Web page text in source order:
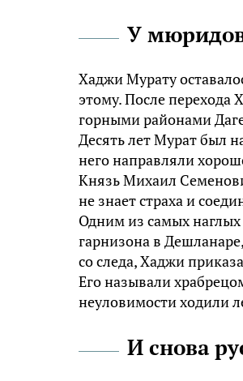
У
Хаджи Мурaту
этому. После перехода
горными районами
Десять лет Мурaт был
него направляли
Князь Михaил
не знает страха и
Одним из самых наглых
гарнизона в
со следа, Хаджи
Его называли
неуловимости ходили
И снова